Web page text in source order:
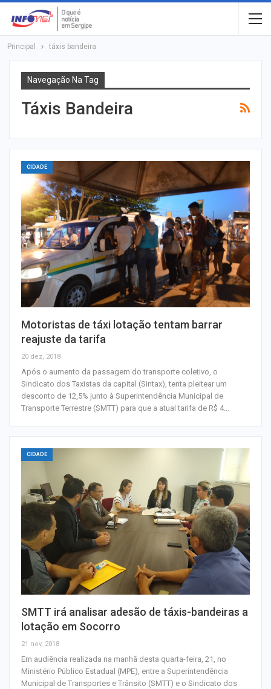
Principal táxis bandeira
Navegação Na Tag
Táxis Bandeira
CIDADE
Motoristas de táxi lotação tentam barrar
reajuste da tarifa
20 dez, 2018
Após o aumento da passagem do transporte coletivo, o
Sindicato dos Taxistas da capital (Sintax), tenta pleitear um
desconto de 12,5% junto à Superintendência Municipal de
Transporte Terrestre (SMTT) para que a atual tarifa de R$ 4…
CIDADE
SMTT irá analisar adesão de táxis-bandeiras a
lotação em Socorro
21 nov, 2018
Em audiência realizada na manhã desta quarta-feira, 21, no
Ministério Público Estadual (MPE), entre a Superintendência
Municipal de Transportes e Trânsito (SMTT) e o Sindicato dos